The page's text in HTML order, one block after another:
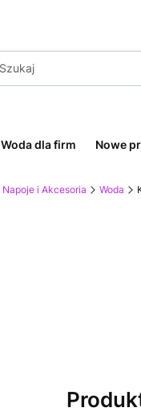
Woda dla firm Nowe
Napoje i Akcesoria Woda